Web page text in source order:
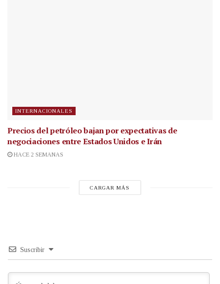
INTERNACIONALES
Precios del petróleo bajan por expectativas de
negociaciones entre Estados Unidos e Irán
HACE 2 SEMANAS
CARGAR MÁS
Suscribir